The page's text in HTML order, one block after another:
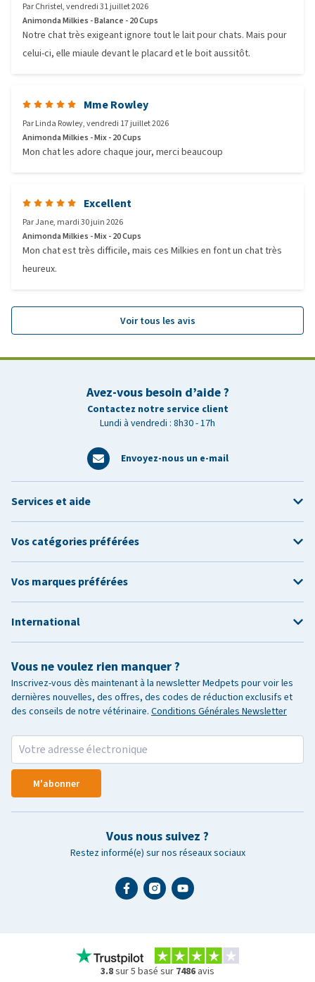
ParChristel,vendredi 31 juillet 2026
Animonda Milkies - Balance - 20 Cups
Notre chat très exigeant ignore tout le lait pour chats. Mais pour
celui-ci, elle miaule devant le placard et le boit aussitôt.
Mme Rowley
ParLinda Rowley,vendredi 17 juillet 2026
Animonda Milkies - Mix - 20 Cups
Mon chat les adore chaque jour, merci beaucoup
Excellent
ParJane, mardi 30 juin 2026
Animonda Milkies - Mix - 20 Cups
Mon chat est très difficile, mais ces Milkies en font un chat très
heureux.
Voir tous les avis
Avez-vous besoin d’aide ?
Contactez notre service client
Lundi à vendredi : 8h30 - 17h
Envoyez-nous un e-mail
Vous ne voulez rien manquer ?
Inscrivez-vous dès maintenant à la newsletter Medpets pour voir les
dernières nouvelles, des offres, des codes de réduction exclusifs et
des conseils de notre vétérinaire. Conditions Générales Newsletter
M'abonner
Vous nous suivez ?
Restez informé(e) sur nos réseaux sociaux
Services et aide
Vos catégories préférées
Vos marques préférées
International
3.8sur 5 basé sur 7486 avis